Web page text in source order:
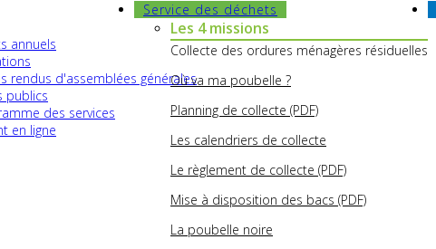
annuels
rendus d'assemblées générales
publics
des services
en ligne
Service des déchets
Les 4 missions
Collecte des ordures ménagères résiduelles
Où va ma poubelle ?
Planning de collecte (PDF)
Les calendriers de collecte
Le règlement de collecte (PDF)
Mise à disposition des bacs (PDF)
La poubelle noire